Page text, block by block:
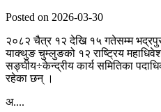
Posted on 2026-03-30
२०८२ चैत्र १२ देखि १५ गतेसम्म
याक्थुङ चुम्लुङको १२ राष्ट्रिय
सङ्घीय÷केन्द्रीय कार्य समितिका
रहेका छन् ।
अ....